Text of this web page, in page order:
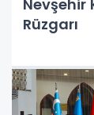
Nevşehir
Rüzgarı